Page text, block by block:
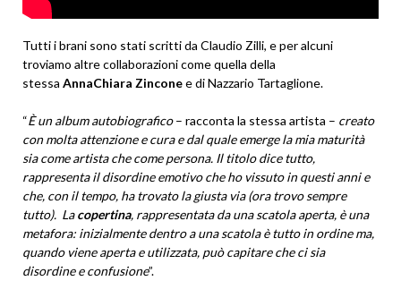
Tutti i brani sono stati scritti da Claudio Zilli, e per alcuni
troviamo altre collaborazioni come quella della
stessa AnnaChiara Zinconee di Nazzario Tartaglione.
“È un album autobiografico– racconta la stessa artista – creato
con molta attenzione e cura e dal quale emerge la mia maturità
sia come artista che come persona. Il titolo dice tutto,
rappresenta il disordine emotivo che ho vissuto in questi anni e
che, con il tempo, ha trovato la giusta via (ora trovo sempre
tutto). Lacopertina, rappresentata da una scatola aperta, è una
metafora: inizialmente dentro a una scatola è tutto in ordine ma,
quando viene aperta e utilizzata, può capitare che ci sia
disordine e confusione”.